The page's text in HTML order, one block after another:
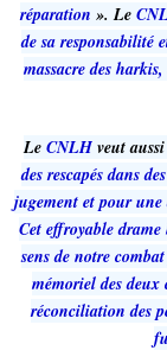
réparation ». Le
de sa responsabilité
massacre des
Le CNLHveut aussi
des rescapés dans
jugement et pour
Cet effroyable
sens de notre
mémoriel des deux
réconciliation des